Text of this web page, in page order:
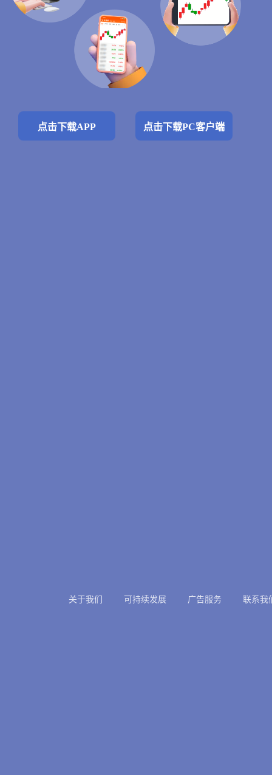
点击下载APP 点击下载PC客户端
关于我们 可持续发展 广告服务 联系我